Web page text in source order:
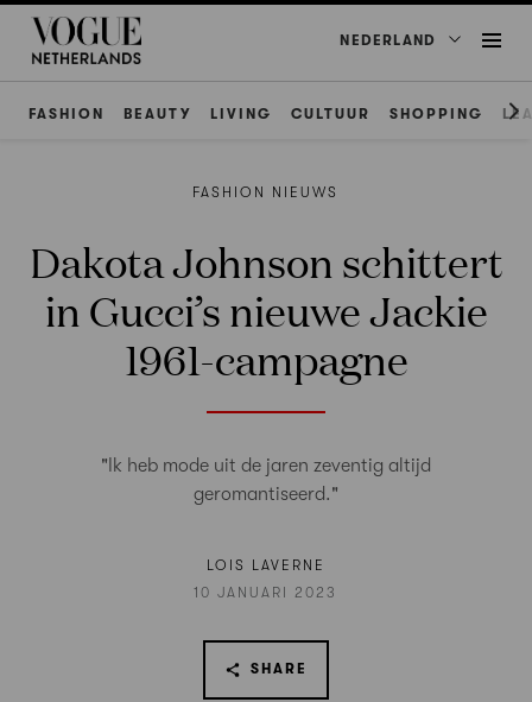
NEDERLAND
FASHION BEAUTY LIVING CULTUUR SHOPPING
FASHION NIEUWS
Dakota Johnson schittert
in Gucci’s nieuwe Jackie
1961-campagne
"Ik heb mode uit de jaren zeventig altijd
geromantiseerd."
LOIS LAVERNE
10 JANUARI 2023
SHARE